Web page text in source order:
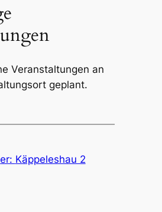
Veranstaltungen an
geplant.
Käppeleshau 2